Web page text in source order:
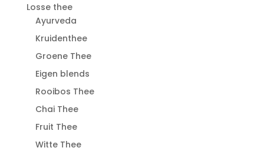
Losse thee
Ayurveda
Kruidenthee
Groene Thee
Eigen blends
Rooibos Thee
Chai Thee
Fruit Thee
Witte Thee